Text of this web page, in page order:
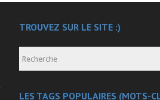
TROUVEZ SUR LE SITE :)
LES TAGS POPULAIRES (MOTS-